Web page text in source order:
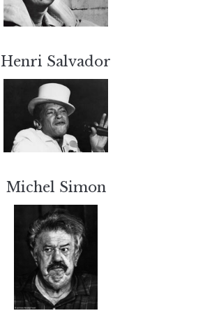
Henri Salvador
Michel Simon